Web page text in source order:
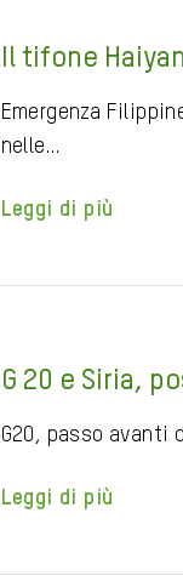
Il tifone Haiyan
Emergenza
nelle…
Leggi di più
G 20 e Siria,
G20, passo avanti
Leggi di più